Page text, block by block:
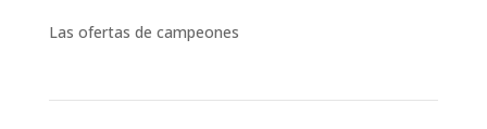
Las ofertas de campeones